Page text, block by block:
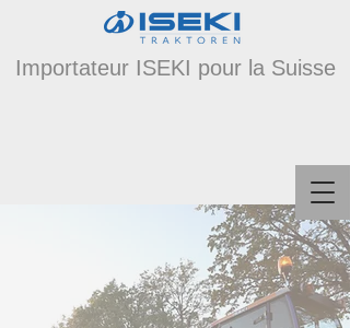
Importateur ISEKI pour la Suisse